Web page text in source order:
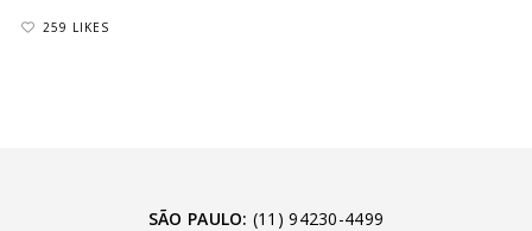
259 LIKES
SÃO PAULO: (11) 94230-4499